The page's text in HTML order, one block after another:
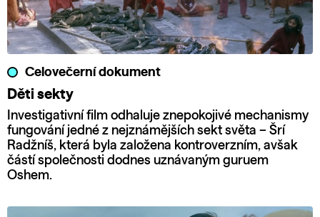
Celovečerní dokument
Děti sekty
Investigativní film odhaluje znepokojivé mechanismy
fungování jedné z nejznámějších sekt světa – Šrí
Radžníš, která byla založena kontroverzním, avšak
částí společnosti dodnes uznávaným guruem
Oshem.